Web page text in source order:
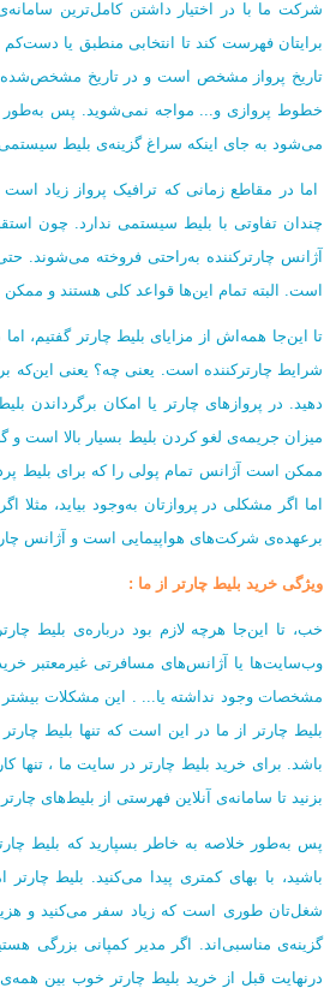
شرکت ما با در اختیار داشتن کامل‌ترین
برایتان فهرست کند تا انتخابی منطبق یا
تاریخ پرواز مشخص است و در تاریخ مشخص‌شده
خطوط پروازی و... مواجه نمی‌شوید. پس به‌طور
می‌شود به جای اینکه سراغ گزینه‌ی بلیط سیستمی
اما در مقاطع زمانی که ترافیک پرواز زیاد
چندان تفاوتی با بلیط سیستمی ندارد. چون
آژانس چارترکننده به‌راحتی فروخته می‌شوند.
است. البته تمام این‌ها قواعد کلی هستند و
تا این‌جا همه‌اش از مزایای بلیط چارتر گفتیم،
شرایط چارترکننده است. یعنی چه؟ یعنی این‌که
دهید. در پروازهای چارتر یا امکان برگرداندن
میزان جریمه‌ی لغو کردن بلیط بسیار بالا است و
ممکن است آژانس تمام پولی را که برای بلیط
اما اگر مشکلی در پروازتان به‌وجود بیاید،
برعهده‌ی شرکت‌های هواپیمایی است و آژانس
ویژگی خرید‌ بلیط چارتر از ما :
خب، تا این‌جا هرچه لازم بود درباره‌ی بلیط
وب‌سایت‌ها یا آژانس‌های مسافرتی غیرمعتبر
مشخصات وجود نداشته یا... . این مشکلات بیشتر
بلیط چارتر از ما در این است که تنها بلیط
باشد. برای خرید بلیط چارتر در سایت ما ، تنها
بزنید تا سامانه‌ی آنلاین فهرستی از بلیط‌های
پس به‌طور خلاصه به خاطر بسپارید که بلیط
باشید، با بهای کمتری پیدا می‌کنید. بلیط چارتر
شغل‌تان طوری است که زیاد سفر می‌کنید و
گزینه‌ی مناسبی‌اند. اگر مدیر کمپانی بزرگی
درنهایت قبل از خرید بلیط چارتر خوب بین